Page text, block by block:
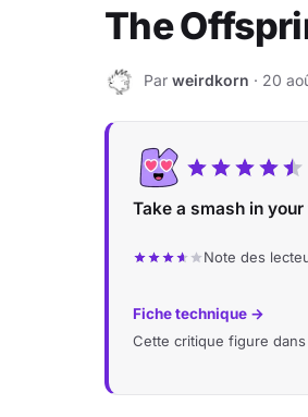
The
W Par weirdkorn · 20
Take a smash in
Note des
Fiche technique →
Cette critique figure dans